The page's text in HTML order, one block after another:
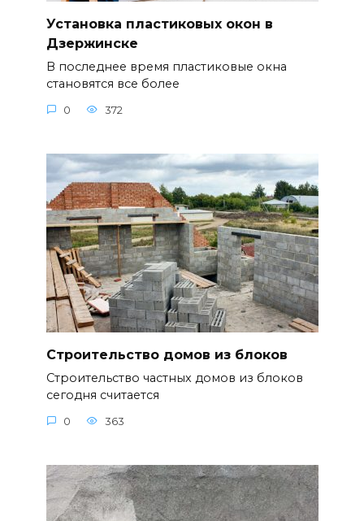
Установка пластиковых окон в
Дзержинске
В последнее время пластиковые окна
становятся все более
0 372
Строительство домов из блоков
Строительство частных домов из блоков
сегодня считается
0 363